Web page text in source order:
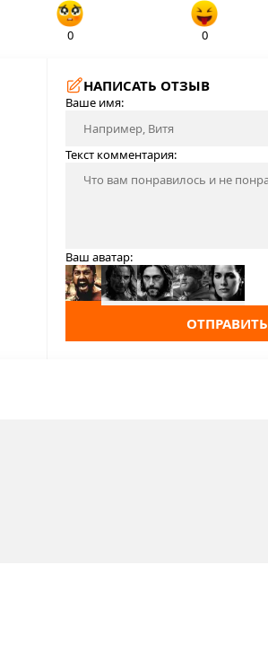
0 0
НАПИСАТЬ ОТЗЫВ
Ваше имя:
Текст комментария:
Ваш аватар:
ОТПРАВИТЬ